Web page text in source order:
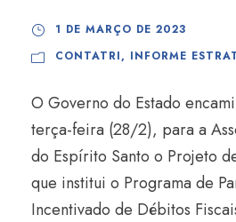
1 DE MARÇO DE 2023
CONTATRI, INFORME
O Governo do Estado
terça-feira (28/2), para a
do Espírito Santo o Projeto
que institui o Programa de
Incentivado de Débitos